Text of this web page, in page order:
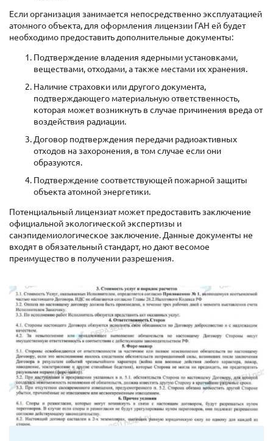
Если организация занимается непосредственно эксплуатацией
атомного объекта, для оформления лицензии ГАН ей будет
необходимо предоставить дополнительные документы:
Подтверждение владения ядерными установками,
веществами, отходами, а также местами их хранения.
Наличие страховки или другого документа,
подтверждающего материальную ответственность,
которая может возникнуть в случае причинения вреда от
воздействия радиации.
Договор подтверждения передачи радиоактивных
отходов на захоронения, в том случае если они
образуются.
Подтверждение соответствующей пожарной защиты
объекта атомной энергетики.
Потенциальный лицензиат может предоставить заключение
официальной экологической экспертизы и
санэпидемиологическое заключение. Данные документы не
входят в обязательный стандарт, но дают весомое
преимущество в получении разрешения.